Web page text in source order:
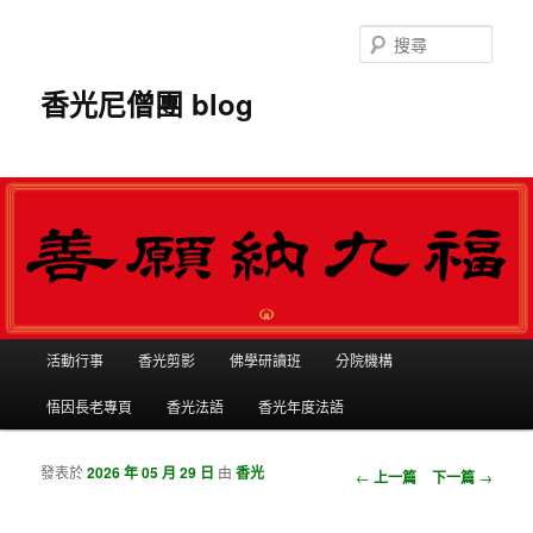
香光尼僧團 blog
尋
跳到主內容
跳到第二內容
活動行事 香光剪影 佛學研讀班 分院機構
悟因長老專頁 香光法語 香光年度法語
瀏覽文章
← 上一篇 下一篇 →
發表於2026 年 05 月 29 日 由香光